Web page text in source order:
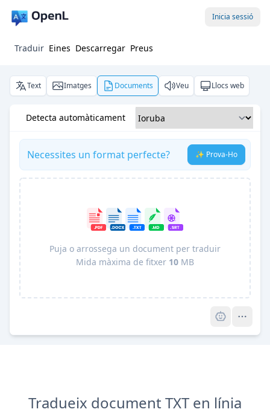
Inicia sessió
Traduir Eines Descarregar Preus
Text Imatges Documents Veu Llocs web
Detecta automàticament
Necessites un format perfecte? ✨ Prova-Ho
Puja o arrossega un document per traduir
Mida màxima de fitxer 10 MB
Tradueix document TXT en línia